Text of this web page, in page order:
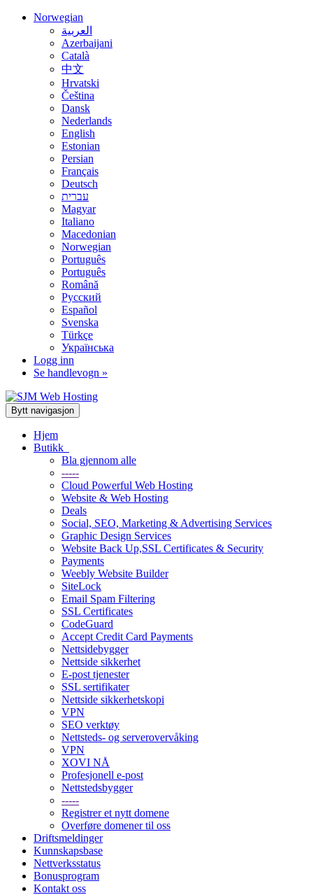
Norwegian
العربية
Azerbaijani
Català
中文
Hrvatski
Čeština
Dansk
Nederlands
English
Estonian
Persian
Français
Deutsch
עברית
Magyar
Italiano
Macedonian
Norwegian
Português
Português
Română
Русский
Español
Svenska
Türkçe
Українська
Logg inn
Se handlevogn »
Bytt navigasjon
Hjem
Butikk
Bla gjennom alle
-----
Cloud Powerful Web Hosting
Website & Web Hosting
Deals
Social, SEO, Marketing & Advertising Services
Graphic Design Services
Website Back Up,SSL Certificates & Security
Payments
Weebly Website Builder
SiteLock
Email Spam Filtering
SSL Certificates
CodeGuard
Accept Credit Card Payments
Nettsidebygger
Nettside sikkerhet
E-post tjenester
SSL sertifikater
Nettside sikkerhetskopi
VPN
SEO verktøy
Nettsteds- og serverovervåking
VPN
XOVI NÅ
Profesjonell e-post
Nettstedsbygger
-----
Registrer et nytt domene
Overføre domener til oss
Driftsmeldinger
Kunnskapsbase
Nettverksstatus
Bonusprogram
Kontakt oss